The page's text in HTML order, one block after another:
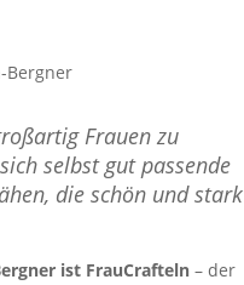
Frauen zu
selbst gut passende
die schön und stark
ist FrauCrafteln– der